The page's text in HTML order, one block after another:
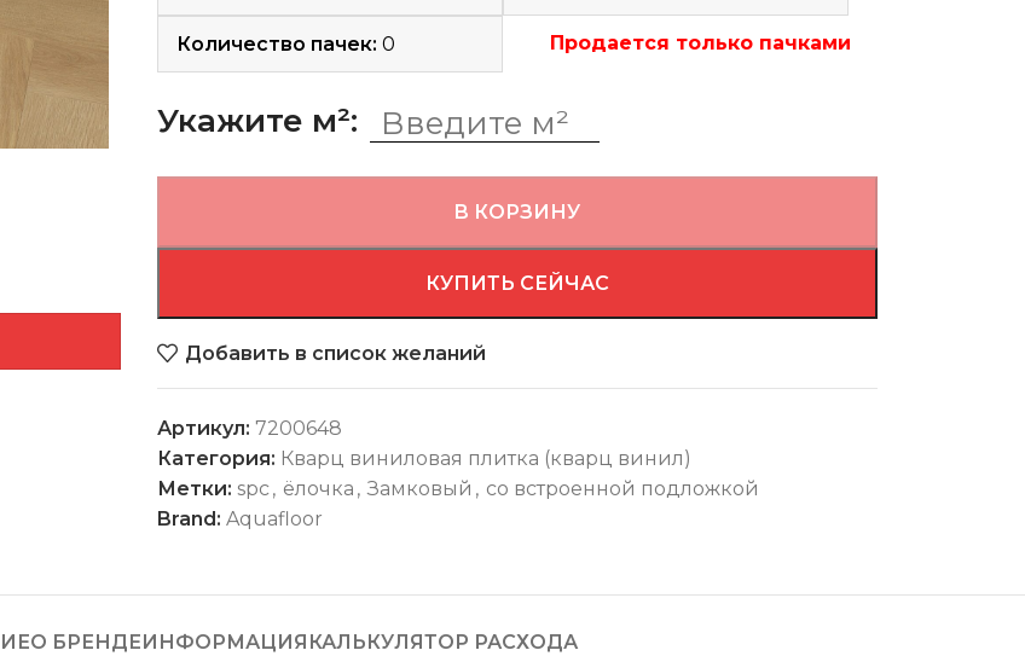
Количество пачек: 0 Продается только пачками
Укажите м²:
В КОРЗИНУ
КУПИТЬ СЕЙЧАС
Добавить в список желаний
Артикул: 7200648
Категория: Кварц виниловая плитка (кварц винил)
Метки: spc, ёлочка , Замковый , со встроенной подложкой
Brand: Aquafloor
О БРЕНДЕ ИНФОРМАЦИЯ КАЛЬКУЛЯТОР РАСХОДА